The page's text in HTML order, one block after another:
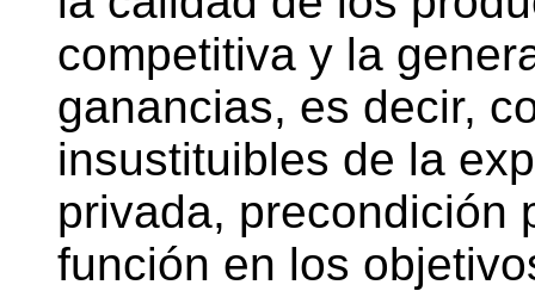
competitiva y la
ganancias, es decir,
insustituibles de la
privada, precondición
función en los